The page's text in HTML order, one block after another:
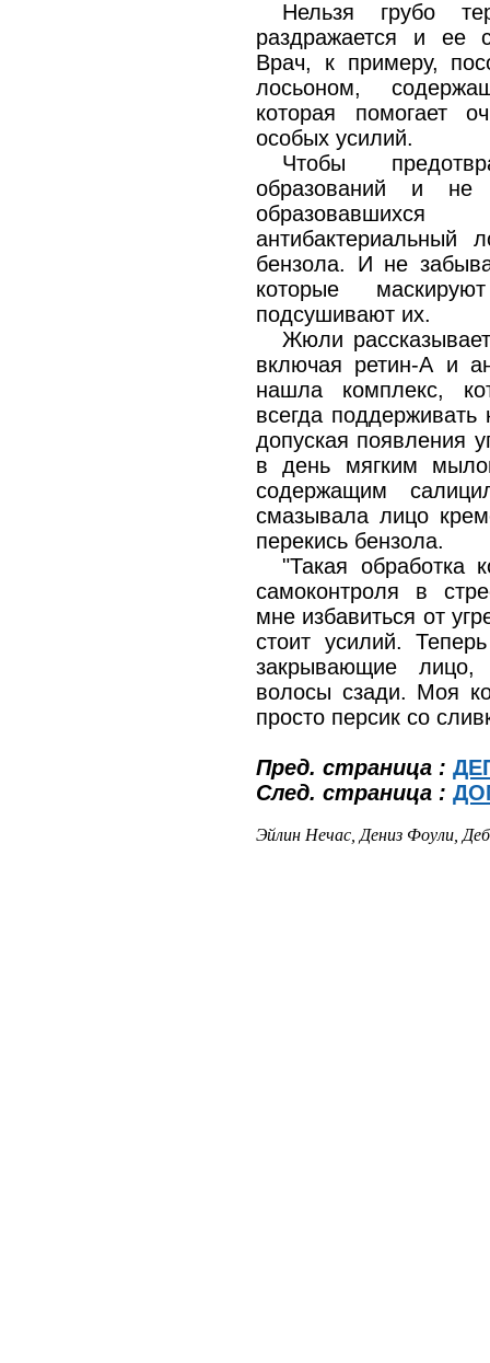
Нельзя грубо
раздражается и ее
Врач, к примеру,
лосьоном,
которая помогает
особых усилий.
Чтобы
образований и не
антибактериальный
бензола. И не
которые
подсушивают их.
Жюли
включая ретин-А и
нашла комплекс,
всегда
допуская появления
в день мягким
содержащим
смазывала лицо
перекись бензола.
"Такая обработка
самоконтроля в
мне избавиться от
стоит усилий.
закрывающие
волосы сзади. Моя
просто персик со
Пред. страница :
След. страница :
Эйлин Нечас, Дениз Фоули,